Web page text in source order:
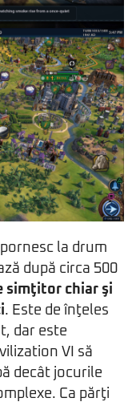
la drum
după circa 500
simţitor chiar şi
. Este de înţeles
dar este
VI să
decât jocurile
Ca părţi